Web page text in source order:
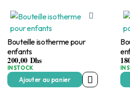
Bouteille isotherme pour
enfants
200,00 Dhs
IN STOCK
Ajouter au panier
IN